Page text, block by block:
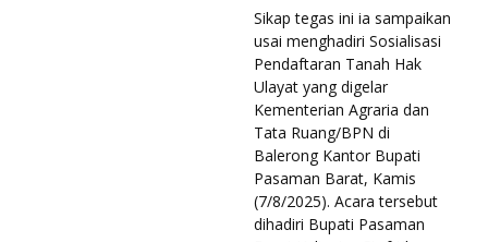
Sikap tegas ini ia sampaikan
usai menghadiri Sosialisasi
Pendaftaran Tanah Hak
Ulayat yang digelar
Kementerian Agraria dan
Tata Ruang/BPN di
Balerong Kantor Bupati
Pasaman Barat, Kamis
(7/8/2025). Acara tersebut
dihadiri Bupati Pasaman